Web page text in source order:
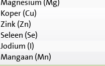
Magnesium (Mg)
Koper (Cu)
Zink (Zn)
Seleen (Se)
Jodium (I)
Mangaan (Mn)
Zitten, tv kijken